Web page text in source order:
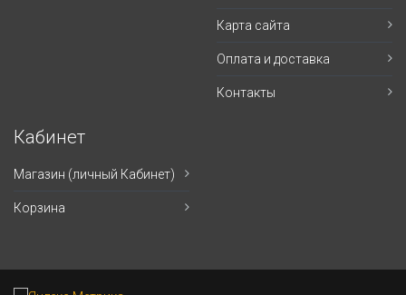
Карта сайта
Оплата и доставка
Контакты
Кабинет
Магазин (личный Кабинет)
Корзина